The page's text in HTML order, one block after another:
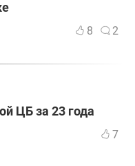
8 2
ЦБ за 23 года
7